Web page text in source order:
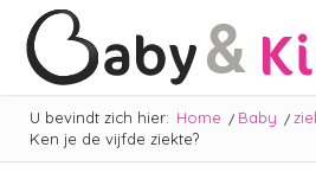
U bevindt zich hier: Home / Baby /
Ken je de vijfde ziekte?